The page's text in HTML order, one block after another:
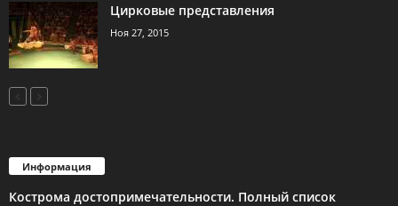
Цирковые представления
Ноя 27, 2015
Информация
Кострома достопримечательности. Полный список